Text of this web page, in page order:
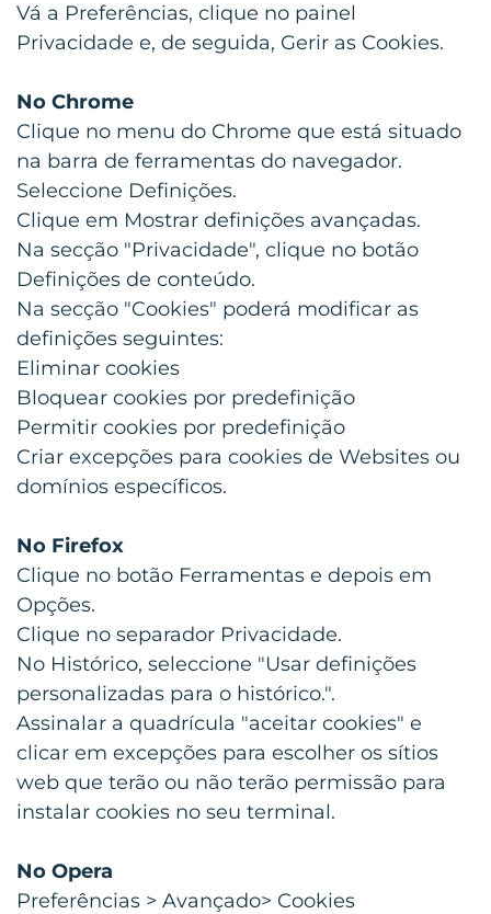
Vá a Preferências, clique no painel
Privacidade e, de seguida, Gerir as Cookies.
No Chrome
Clique no menu do Chrome que está situado
na barra de ferramentas do navegador.
Seleccione Definições.
Clique em Mostrar definições avançadas.
Na secção "Privacidade", clique no botão
Definições de conteúdo.
Na secção "Cookies" poderá modificar as
definições seguintes:
Eliminar cookies
Bloquear cookies por predefinição
Permitir cookies por predefinição
Criar excepções para cookies de Websites ou
domínios específicos.
No Firefox
Clique no botão Ferramentas e depois em
Opções.
Clique no separador Privacidade.
No Histórico, seleccione "Usar definições
personalizadas para o histórico.".
Assinalar a quadrícula "aceitar cookies" e
clicar em excepções para escolher os sítios
web que terão ou não terão permissão para
instalar cookies no seu terminal.
No Opera
Preferências > Avançado> Cookies